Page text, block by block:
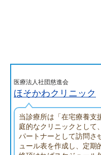
医療法人社団慈進会
ほそかわクリニック
当診療所は「在宅療養支
庭的なクリニックとして
パートナーとして訪問さ
ュール表を作成し、定期